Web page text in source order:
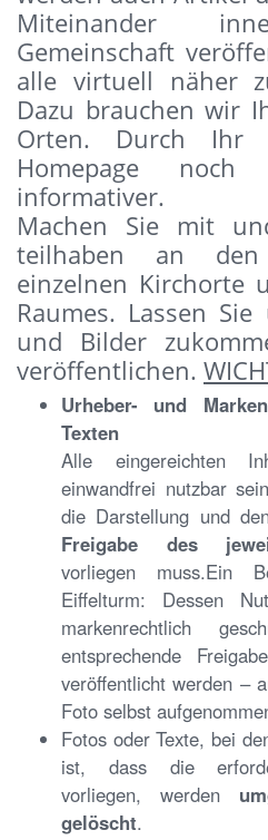
Miteinander
Gemeinschaft
alle virtuell näher
Dazu brauchen wir
Orten. Durch
Homepage
informativer.
Machen Sie mit
teilhaben an
einzelnen Kirchorte
Raumes. Lassen
und Bilder
veröffentlichen.
Urheber- und
Texten
Alle eingereichten
einwandfrei nutzbar
die Darstellung und
Freigabe des
vorliegen muss.Ein
Eiffelturm: Dessen
markenrechtlich
entsprechende
veröffentlicht werden –
Foto selbst
Fotos oder Texte, bei
ist, dass die
vorliegen, werden
gelöscht.